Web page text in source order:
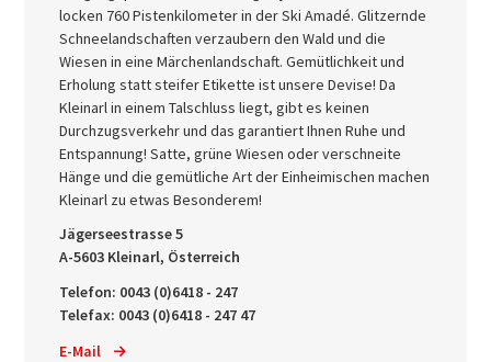
locken 760 Pistenkilometer in der Ski Amadé. Glitzernde
Schneelandschaften verzaubern den Wald und die
Wiesen in eine Märchenlandschaft. Gemütlichkeit und
Erholung statt steifer Etikette ist unsere Devise! Da
Kleinarl in einem Talschluss liegt, gibt es keinen
Durchzugsverkehr und das garantiert Ihnen Ruhe und
Entspannung! Satte, grüne Wiesen oder verschneite
Hänge und die gemütliche Art der Einheimischen machen
Kleinarl zu etwas Besonderem!
Jägerseestrasse 5
A-5603 Kleinarl, Österreich
Telefon: 0043 (0)6418 - 247
Telefax: 0043 (0)6418 - 247 47
E-Mail